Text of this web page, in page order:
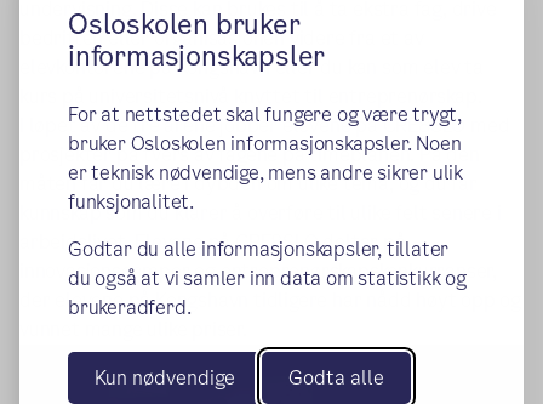
Osloskolen bruker
informasjonskapsler
For at nettstedet skal fungere og være trygt,
bruker Osloskolen informasjonskapsler. Noen
er teknisk nødvendige, mens andre sikrer ulik
funksjonalitet.
Godtar du alle informasjonskapsler, tillater
du også at vi samler inn data om statistikk og
brukeradferd.
Kun nødvendige Godta alle
undervisning. Disse kan brukes til å ta ekstra fag, drive
bedriften eller organisasjonen videre fra et av
elevkontorene på Kongshavn eller du kan som elev ta
I løpet av de tre årene jobber elevene på CRE8SLO med
prosjekter på tvers av fagene på timeplanen. På den
måten får du lære i dybden om ulike tema, og du får
kunnskap som du klarer å overføre til ulike felt senere i
arbeidslivet. Elevene på CRE8SLO deltar på
innovasjonscamper og entreprenørskapskonkurranser,
der elevene på Kongshavn tidligere har nådd høyt opp og